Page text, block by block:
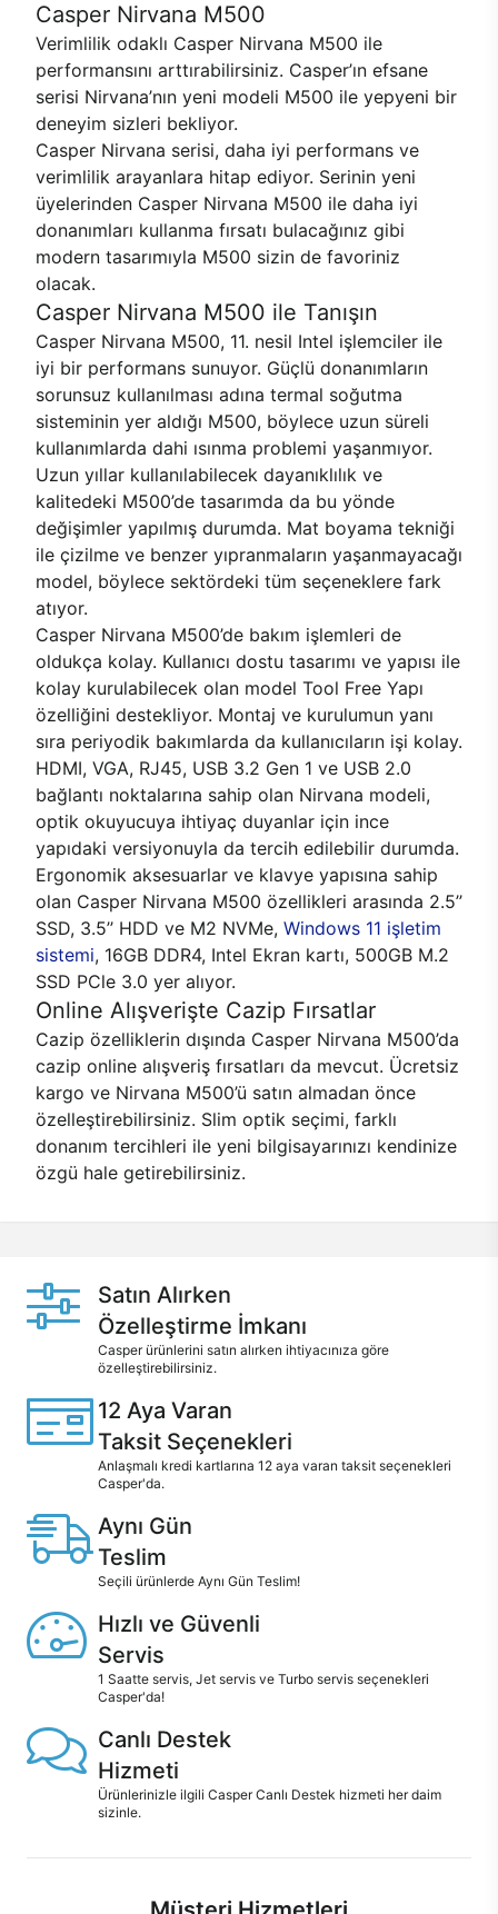
Casper Nirvana M500
Verimlilik odaklı Casper Nirvana M500 ile
performansını arttırabilirsiniz. Casper’ın efsane
serisi Nirvana’nın yeni modeli M500 ile yepyeni bir
deneyim sizleri bekliyor.
Casper Nirvana serisi, daha iyi performans ve
verimlilik arayanlara hitap ediyor. Serinin yeni
üyelerinden Casper Nirvana M500 ile daha iyi
donanımları kullanma fırsatı bulacağınız gibi
modern tasarımıyla M500 sizin de favoriniz
olacak.
Casper Nirvana M500 ile Tanışın
Casper Nirvana M500, 11. nesil Intel işlemciler ile
iyi bir performans sunuyor. Güçlü donanımların
sorunsuz kullanılması adına termal soğutma
sisteminin yer aldığı M500, böylece uzun süreli
kullanımlarda dahi ısınma problemi yaşanmıyor.
Uzun yıllar kullanılabilecek dayanıklılık ve
kalitedeki M500’de tasarımda da bu yönde
değişimler yapılmış durumda. Mat boyama tekniği
ile çizilme ve benzer yıpranmaların yaşanmayacağı
model, böylece sektördeki tüm seçeneklere fark
atıyor.
Casper Nirvana M500’de bakım işlemleri de
oldukça kolay. Kullanıcı dostu tasarımı ve yapısı ile
kolay kurulabilecek olan model Tool Free Yapı
özelliğini destekliyor. Montaj ve kurulumun yanı
sıra periyodik bakımlarda da kullanıcıların işi kolay.
HDMI, VGA, RJ45, USB 3.2 Gen 1 ve USB 2.0
bağlantı noktalarına sahip olan Nirvana modeli,
optik okuyucuya ihtiyaç duyanlar için ince
yapıdaki versiyonuyla da tercih edilebilir durumda.
Ergonomik aksesuarlar ve klavye yapısına sahip
olan Casper Nirvana M500 özellikleri arasında 2.5’’
SSD, 3.5’’ HDD ve M2 NVMe, Windows 11 işletim
sistemi, 16GB DDR4, Intel Ekran kartı, 500GB M.2
SSD PCle 3.0 yer alıyor.
Online Alışverişte Cazip Fırsatlar
Cazip özelliklerin dışında Casper Nirvana M500’da
cazip online alışveriş fırsatları da mevcut. Ücretsiz
kargo ve Nirvana M500’ü satın almadan önce
özelleştirebilirsiniz. Slim optik seçimi, farklı
donanım tercihleri ile yeni bilgisayarınızı kendinize
özgü hale getirebilirsiniz.
Satın Alırken
Özelleştirme İmkanı
Casper ürünlerini satın alırken ihtiyacınıza göre
özelleştirebilirsiniz.
12 Aya Varan
Taksit Seçenekleri
Anlaşmalı kredi kartlarına 12 aya varan taksit seçenekleri
Casper'da.
Aynı Gün
Teslim
Seçili ürünlerde Aynı Gün Teslim!
Hızlı ve Güvenli
Servis
1 Saatte servis, Jet servis ve Turbo servis seçenekleri
Casper'da!
Canlı Destek
Hizmeti
Ürünlerinizle ilgili Casper Canlı Destek hizmeti her daim
sizinle.